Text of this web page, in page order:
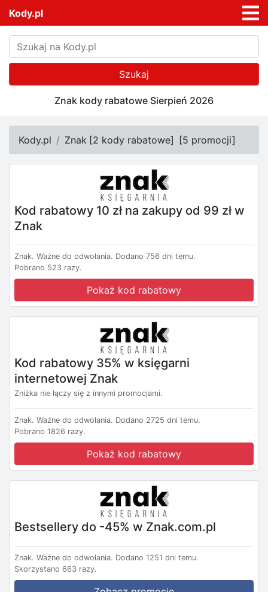
Kody.pl
Szukaj
Znak kody rabatowe Sierpień 2026
Kody.pl Znak [2 kody rabatowe] [5 promocji]
Kod rabatowy 10 zł na zakupy od 99 zł w
Znak
Znak. Ważne do odwołania. Dodano 756 dni temu.
Pobrano 523 razy.
Pokaż kod rabatowy
Kod rabatowy 35% w księgarni
internetowej Znak
Zniżka nie łączy się z innymi promocjami.
Znak. Ważne do odwołania. Dodano 2725 dni temu.
Pobrano 1826 razy.
Pokaż kod rabatowy
Bestsellery do -45% w Znak.com.pl
Znak. Ważne do odwołania. Dodano 1251 dni temu.
Skorzystano 663 razy.